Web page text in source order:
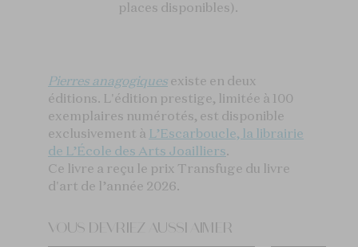
places disponibles).
Pierres anagogiques existe en deux
éditions. L'édition prestige, limitée à 100
exemplaires numérotés, est disponible
exclusivement à L’Escarboucle, la librairie
de L’École des Arts Joailliers.
Ce livre a reçu le prix Transfuge du livre
d'art de l’année 2026.
VOUS DEVRIEZ AUSSI AIMER